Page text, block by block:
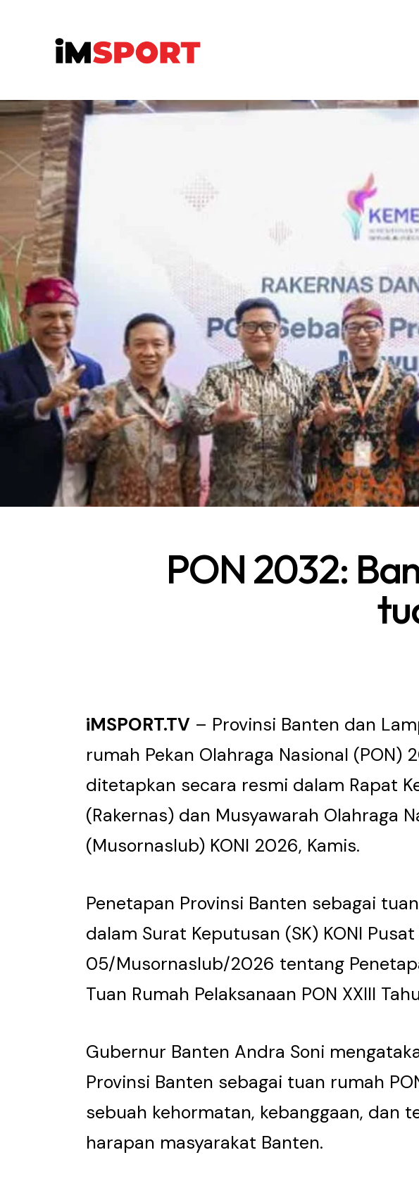
PON 2032:
iMSPORT.TV – Provinsi Banten dan
rumah Pekan Olahraga Nasional (PON)
ditetapkan secara resmi dalam Rapat
(Rakernas) dan Musyawarah Olahraga
(Musornaslub) KONI 2026, Kamis.
Penetapan Provinsi Banten sebagai
dalam Surat Keputusan (SK) KONI
05/Musornaslub/2026 tentang
Tuan Rumah Pelaksanaan PON XXIII
Gubernur Banten Andra Soni
Provinsi Banten sebagai tuan rumah
sebuah kehormatan, kebanggaan, dan
harapan masyarakat Banten.